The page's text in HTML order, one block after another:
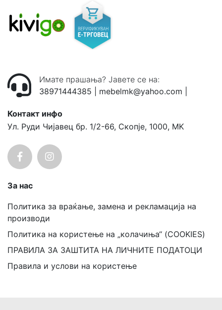
Имате прашања? Јавете се на:
38971444385
mebelmk@yahoo.com
Контакт инфо
Ул. Руди Чијавец бр. 1/2-66, Скопје, 1000, MK
За нас
Политика за враќање, замена и рекламација на
производи
Политика на користење на „колачиња“ (COOKIES)
ПРАВИЛА ЗА ЗАШТИТА НА ЛИЧНИТЕ ПОДАТОЦИ
Правила и услови на користење